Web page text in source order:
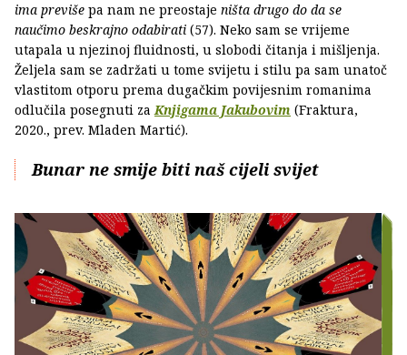
ima previše pa nam ne preostaje ništa drugo do da se
naučimo beskrajno odabirati (57). Neko sam se vrijeme
utapala u njezinoj fluidnosti, u slobodi čitanja i mišljenja.
Željela sam se zadržati u tome svijetu i stilu pa sam unatoč
vlastitom otporu prema dugačkim povijesnim romanima
odlučila posegnuti zaKnjigama Jakubovim (Fraktura,
2020., prev. Mladen Martić).
Bunar ne smije biti naš cijeli svijet